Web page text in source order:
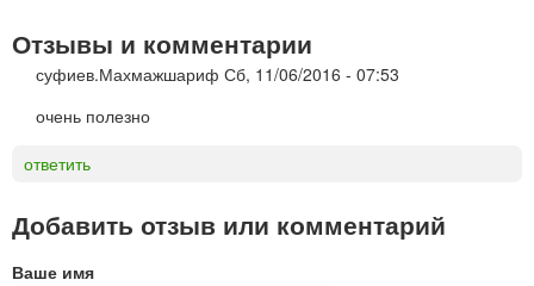
Отзывы и комментарии
суфиев.Махмажшариф Сб, 11/06/2016 - 07:53
очень полезно
ответить
Добавить отзыв или комментарий
Ваше имя